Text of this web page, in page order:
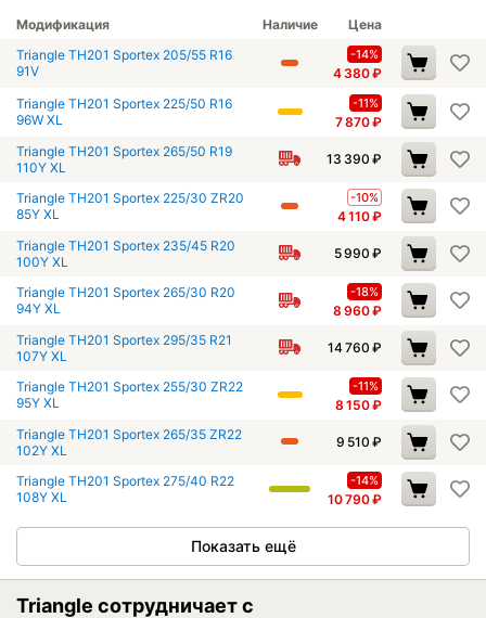
Модификация Наличие
Цена
Triangle TH201 Sportex 205/55 R16
91V
-14%
4 380₽
Triangle TH201 Sportex 225/50 R16
96W XL
-11%
7 870₽
Triangle TH201 Sportex 265/50 R19
110Y XL
13 390 ₽
Triangle TH201 Sportex 225/30 ZR20
85Y XL
-10%
4 110₽
Triangle TH201 Sportex 235/45 R20
100Y XL
5 990 ₽
Triangle TH201 Sportex 265/30 R20
94Y XL
-18%
8 960₽
Triangle TH201 Sportex 295/35 R21
107Y XL
14 760 ₽
Triangle TH201 Sportex 255/30 ZR22
95Y XL
-11%
8 150₽
Triangle TH201 Sportex 265/35 ZR22
102Y XL
9 510 ₽
Triangle TH201 Sportex 275/40 R22
108Y XL
-14%
10 790₽
Показать ещё
Triangle сотрудничает с